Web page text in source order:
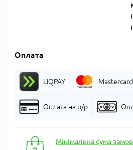
Оплата
LIQPAY Mastercard
Оплата на р/р
Мінімальна сума